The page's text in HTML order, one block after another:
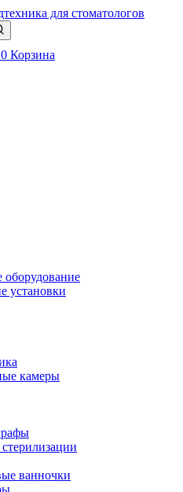
0 Корзина
оборудование
установки
камеры
ванночки